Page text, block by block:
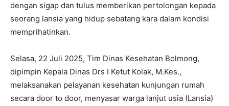
dengan sigap dan tulus memberikan pertolongan kepada
seorang lansia yang hidup sebatang kara dalam kondisi
memprihatinkan.
Selasa, 22 Juli 2025, Tim Dinas Kesehatan Bolmong,
dipimpin Kepala Dinas Drs I Ketut Kolak, M.Kes.,
melaksanakan pelayanan kesehatan kunjungan rumah
secara door to door, menyasar warga lanjut usia (Lansia)